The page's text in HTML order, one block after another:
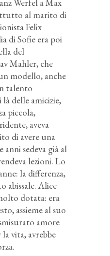
Werfel a Max
al marito di
Felix
di Sofie era poi
del
Mahler, che
modello, anche
talento
delle amicizie,
piccola,
aveva
di avere una
sedeva già al
lezioni. Lo
la differenza,
abissale. Alice
dotata: era
assieme al suo
amore
vita, avrebbe